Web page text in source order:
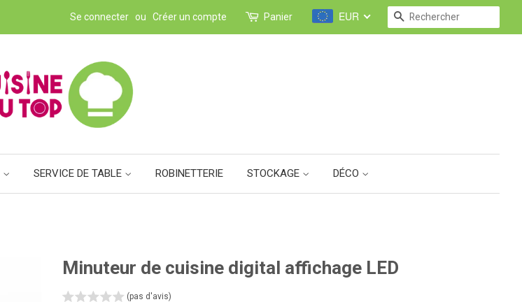
Se connecter ou Créer un compte Panier EUR RECHERCHE
SERVICE DE TABLE ROBINETTERIE STOCKAGE DÉCO
Minuteur de cuisine digital affichage LED
(pas d'avis)